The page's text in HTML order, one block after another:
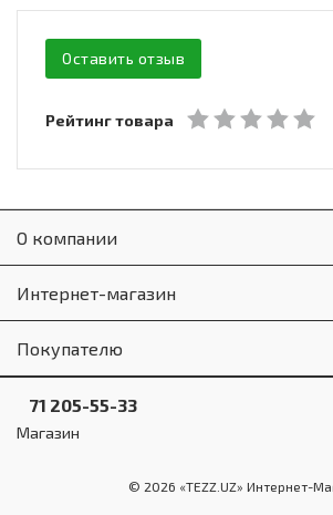
Оставить отзыв
Рейтинг товара
О компании
Интернет-магазин
Покупателю
71 205-55-33
Магазин
© 2026 «TEZZ.UZ» Интернет-